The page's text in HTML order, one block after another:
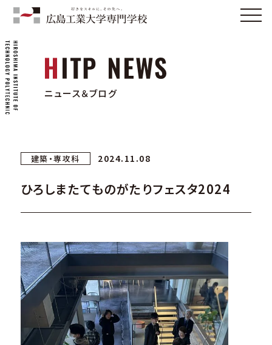
ニュース＆ブログ
建築・専攻科 2024.11.08
ひろしまたてものがたりフェスタ2024